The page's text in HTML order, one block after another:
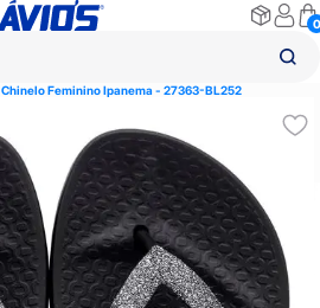
0
Chinelo Feminino Ipanema - 27363-BL252